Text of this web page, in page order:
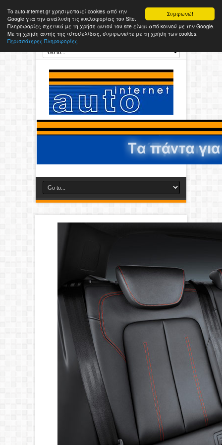
Συμφωνώ!
Το auto-internet.gr χρησιμοποιεί cookies από την
Google για την ανάλυση τις κυκλοφορίας του Site.
Πληροφορίες σχετικά με τη χρήση αυτού του site είναι από κοινού με την Google.
Με τη χρήση αυτής της ιστοσελίδας, συμφωνείτε με τη χρήση των cookies.
Περισσότερες Πληροφορίες